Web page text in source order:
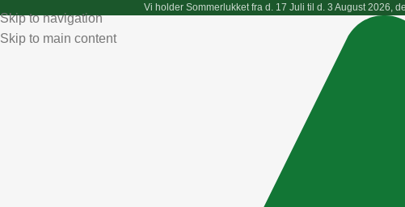
Skip to navigation
Skip to main content
Vi holderSommerlukketfra d. 17 Juli til d. 3 August 2026,